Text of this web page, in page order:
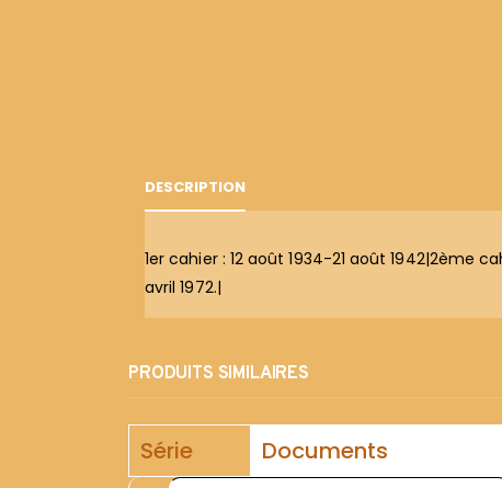
DESCRIPTION
1er cahier : 12 août 1934-21 août 1942|2ème
avril 1972.|
PRODUITS SIMILAIRES
Série Documents